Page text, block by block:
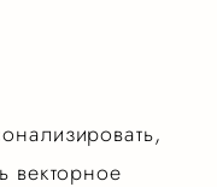
векторное